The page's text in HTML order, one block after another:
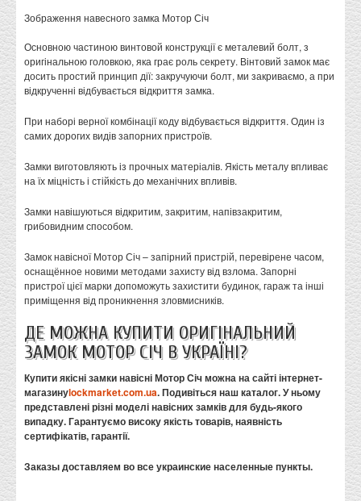
Зображення навесного замка Мотор Січ
Основною частиною винтовой конструкції є металевий болт, з
оригінальною головкою, яка грає роль секрету. Вінтовий замок має
досить простий принцип дії: закручуючи болт, ми закриваємо, а при
відкрученні відбувається відкриття замка.
При наборі верної комбінації коду відбувається відкриття. Один із
самих дорогих видів запорних пристроїв.
Замки виготовляють із прочных матеріалів. Якість металу впливає
на їх міцність і стійкість до механічних впливів.
Замки навішуються відкритим, закритим, напівзакритим,
грибовидним способом.
Замок навісної Мотор Січ – запірний пристрій, перевірене часом,
оснащённое новими методами захисту від взлома. Запорні
пристрої цієї марки допоможуть захистити будинок, гараж та інші
приміщення від проникнення зловмисників.
ДЕ МОЖНА КУПИТИ ОРИГІНАЛЬНИЙ
ЗАМОК МОТОР СІЧ В УКРАЇНІ?
Купити якісні замки навісні Мотор Січ можна на сайті інтернет-
магазинуlockmarket.com.ua. Подивіться наш каталог. У ньому
представлені різні моделі навісних замків для будь-якого
випадку. Гарантуємо високу якість товарів, наявність
сертифікатів, гарантії.
Заказы доставляем во все украинские населенные пункты.